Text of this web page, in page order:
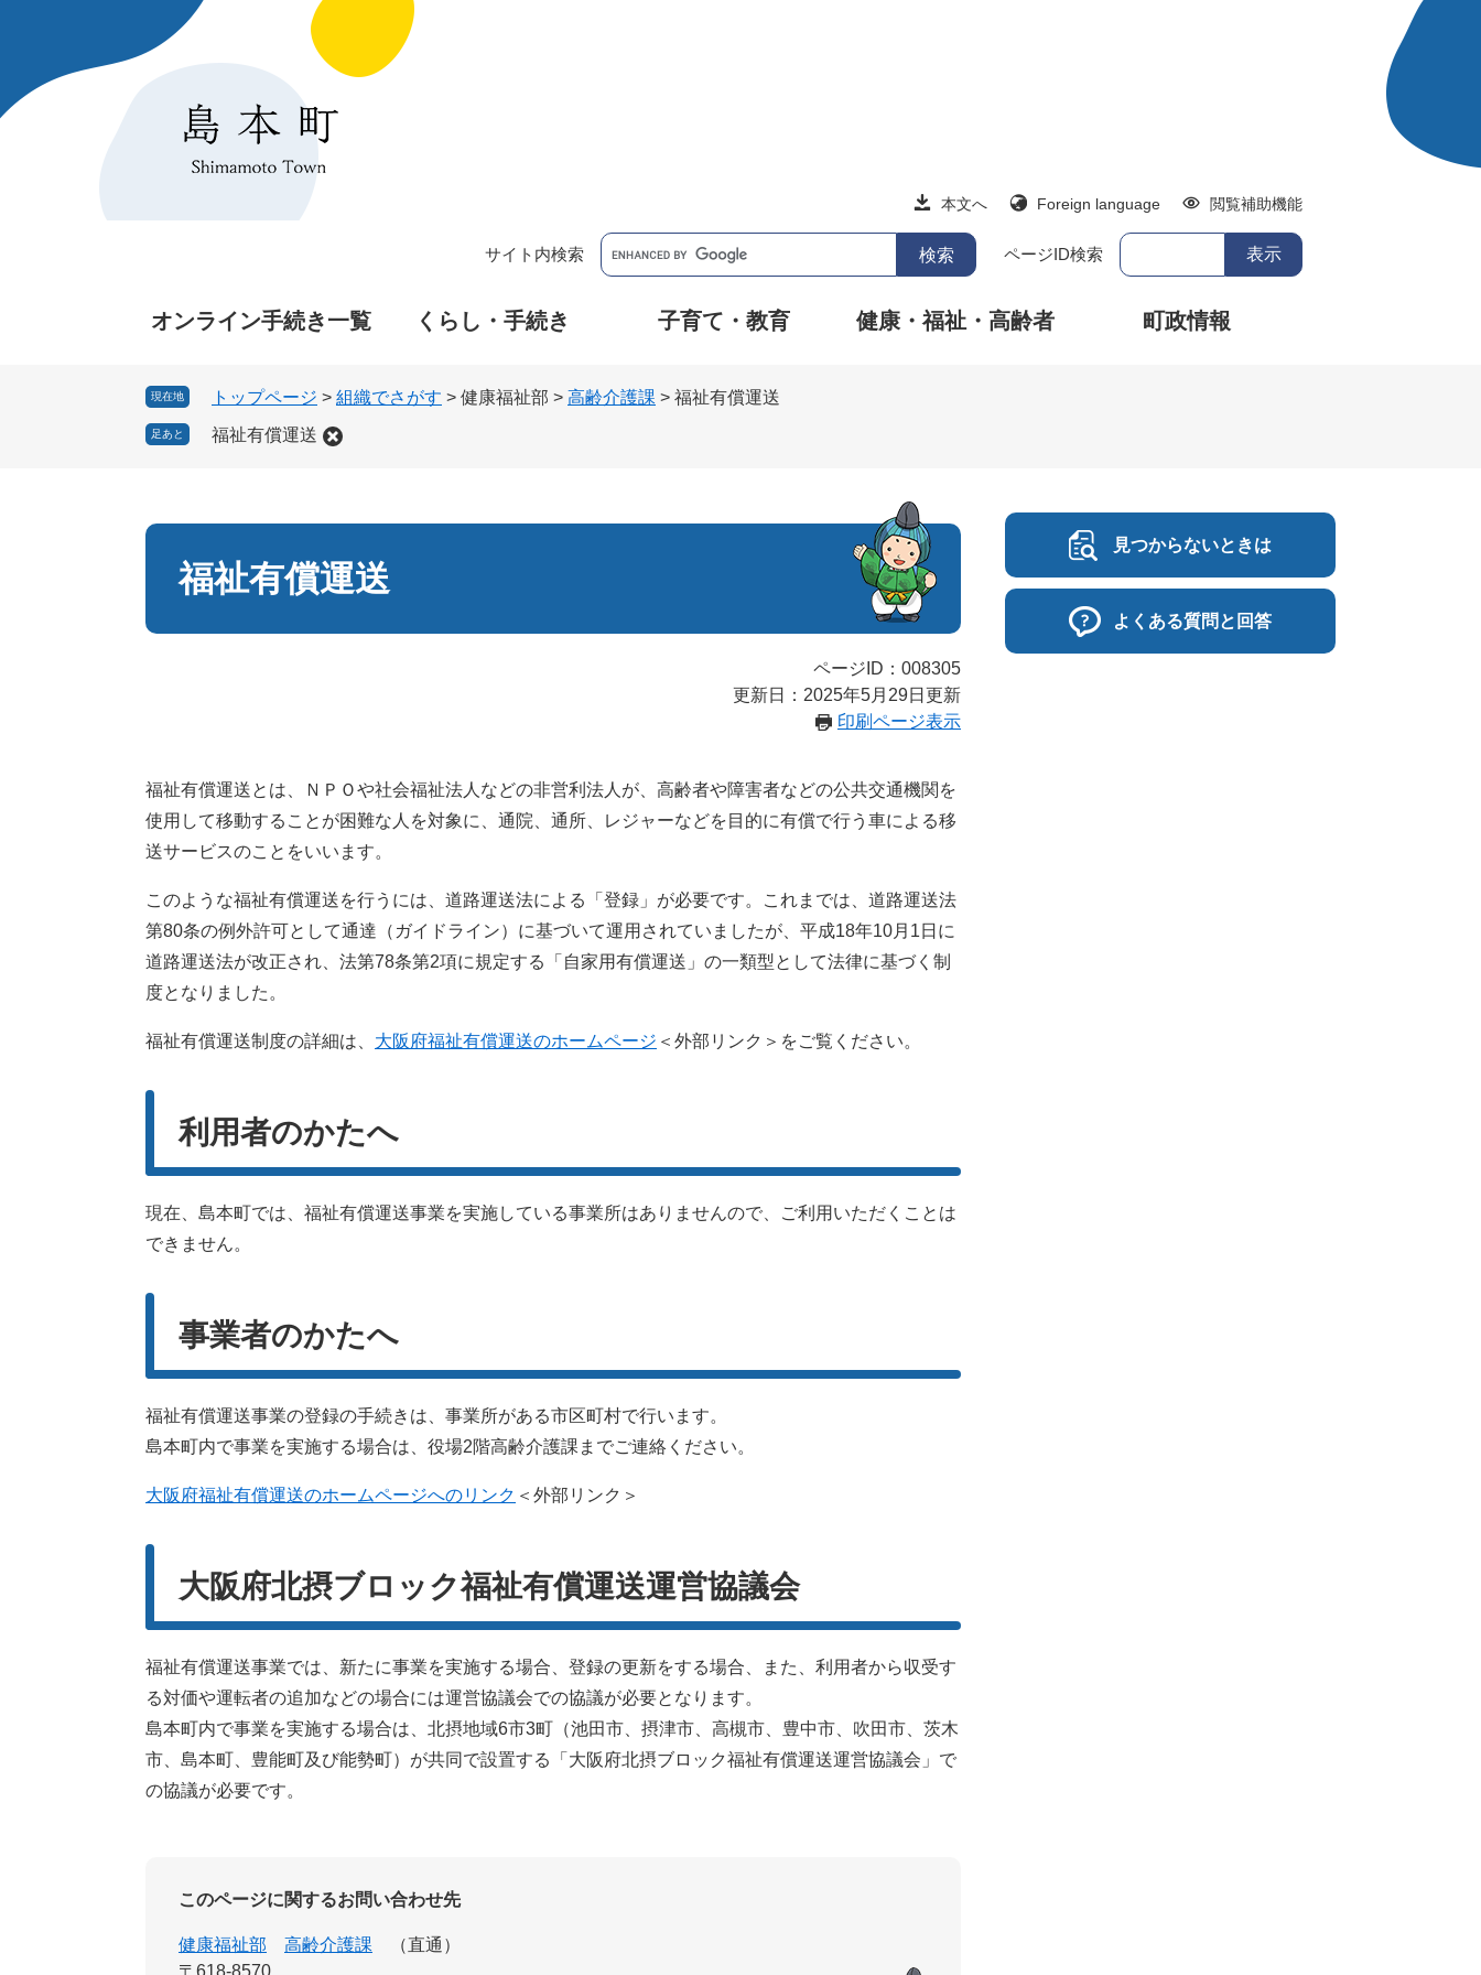
先
を
本文へ Foreign language 閲覧補助機能
サイト内検索 ページID検索
オンライン手続き一覧 くらし・手続き 子育て・教育 健康・福祉・高齢者 町政情報
現在地 トップページ > 組織でさがす > 健康福祉部 > 高齢介護課 > 福祉有償運送
足あと 福祉有償運送
福祉有償運送
ページID：008305
更新日：2025年5月29日更新
印刷ページ表示
福祉有償運送とは、ＮＰＯや社会福祉法人などの非営利法人が、高齢者や障害者などの公共交通機関を
使用して移動することが困難な人を対象に、通院、通所、レジャーなどを目的に有償で行う車による移
送サービスのことをいいます。
このような福祉有償運送を行うには、道路運送法による「登録」が必要です。これまでは、道路運送法
第80条の例外許可として通達（ガイドライン）に基づいて運用されていましたが、平成18年10月1日に
道路運送法が改正され、法第78条第2項に規定する「自家用有償運送」の一類型として法律に基づく制
度となりました。
福祉有償運送制度の詳細は、 大阪府福祉有償運送のホームページ ＜外部リンク＞ をご覧ください。
利用者のかたへ
現在、島本町では、福祉有償運送事業を実施している事業所はありませんので、ご利用いただくことは
できません。
事業者のかたへ
福祉有償運送事業の登録の手続きは、事業所がある市区町村で行います。
島本町内で事業を実施する場合は、役場2階高齢介護課までご連絡ください。
大阪府福祉有償運送のホームページへのリンク ＜外部リンク＞
大阪府北摂ブロック福祉有償運送運営協議会
福祉有償運送事業では、新たに事業を実施する場合、登録の更新をする場合、また、利用者から収受す
る対価や運転者の追加などの場合には運営協議会での協議が必要となります。
島本町内で事業を実施する場合は、北摂地域6市3町（池田市、摂津市、高槻市、豊中市、吹田市、茨木
市、島本町、豊能町及び能勢町）が共同で設置する「大阪府北摂ブロック福祉有償運送運営協議会」で
の協議が必要です。
このページに関するお問い合わせ先
健康福祉部 高齢介護課
直通
〒618-8570
見つからないときは
よくある質問と回答